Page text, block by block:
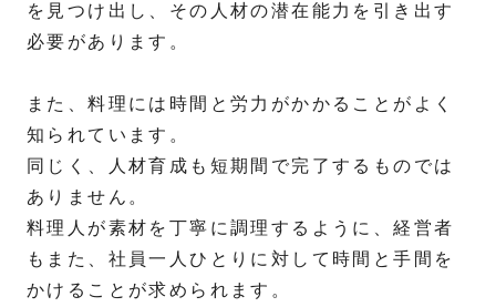
を見つけ出し、その人材の潜在能力を引き出す
必要があります。
また、料理には時間と労力がかかることがよく
知られています。
同じく、人材育成も短期間で完了するものでは
ありません。
料理人が素材を丁寧に調理するように、経営者
もまた、社員一人ひとりに対して時間と手間を
かけることが求められます。